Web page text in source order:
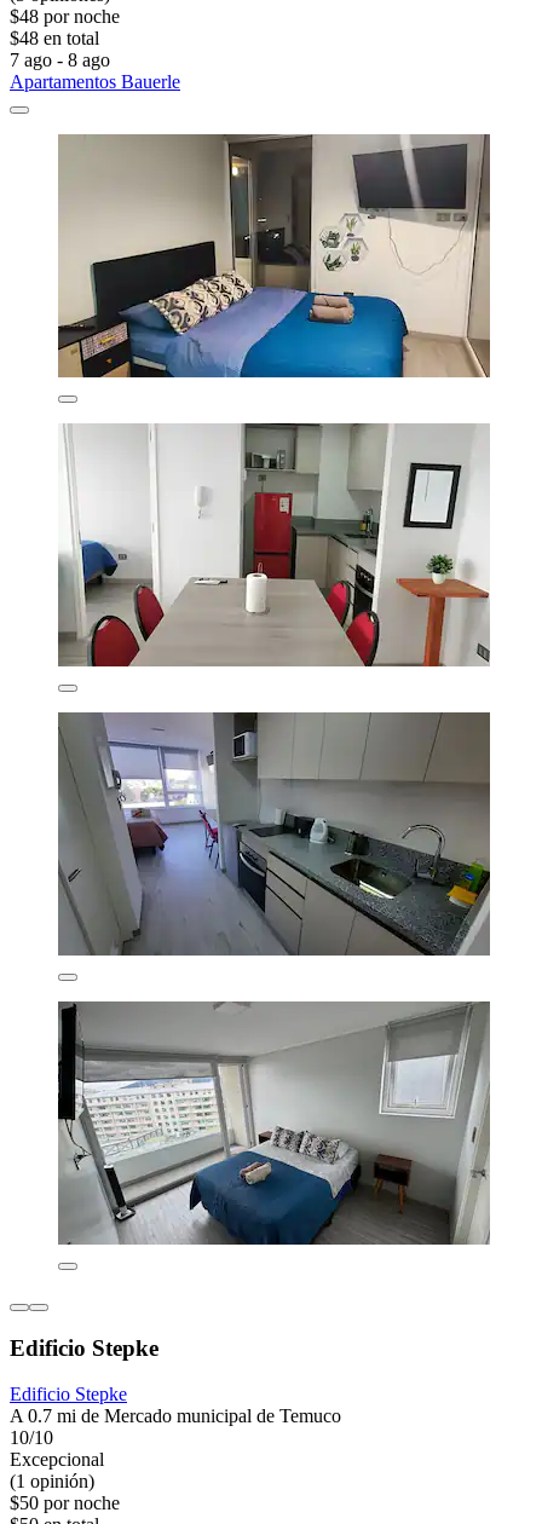
$48 por noche
$48 en total
7 ago - 8 ago
Apartamentos Bauerle
Edificio Stepke
Edificio Stepke
A 0.7 mi de Mercado municipal de Temuco
10/10
Excepcional
(1 opinión)
$50 por noche